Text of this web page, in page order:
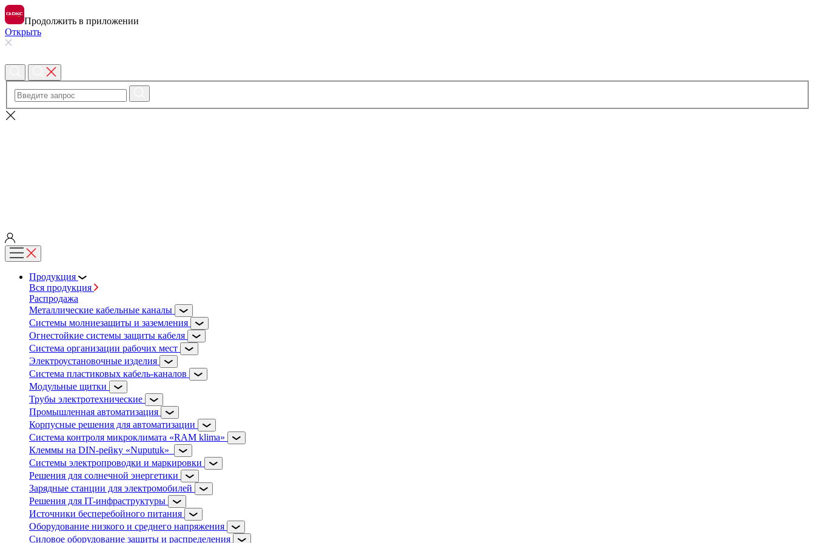
Продолжить в приложении
Открыть
Продукция
Вся продукция
Распродажа
Металлические кабельные каналы
Системы молниезащиты и заземления
Огнестойкие системы защиты кабеля
Система организации рабочих мест
Электроустановочные изделия
Система пластиковых кабель-каналов
Модульные щитки
Трубы электротехнические
Промышленная автоматизация
Корпусные решения для автоматизации
Система контроля микроклимата «RAM klima»
Клеммы на DIN-рейку «Nuputuk»
Системы электропроводки и маркировки
Решения для солнечной энергетики
Зарядные станции для электромобилей
Решения для IT-инфраструктуры
Источники бесперебойного питания
Оборудование низкого и среднего напряжения
Силовое оборудование защиты и распределения